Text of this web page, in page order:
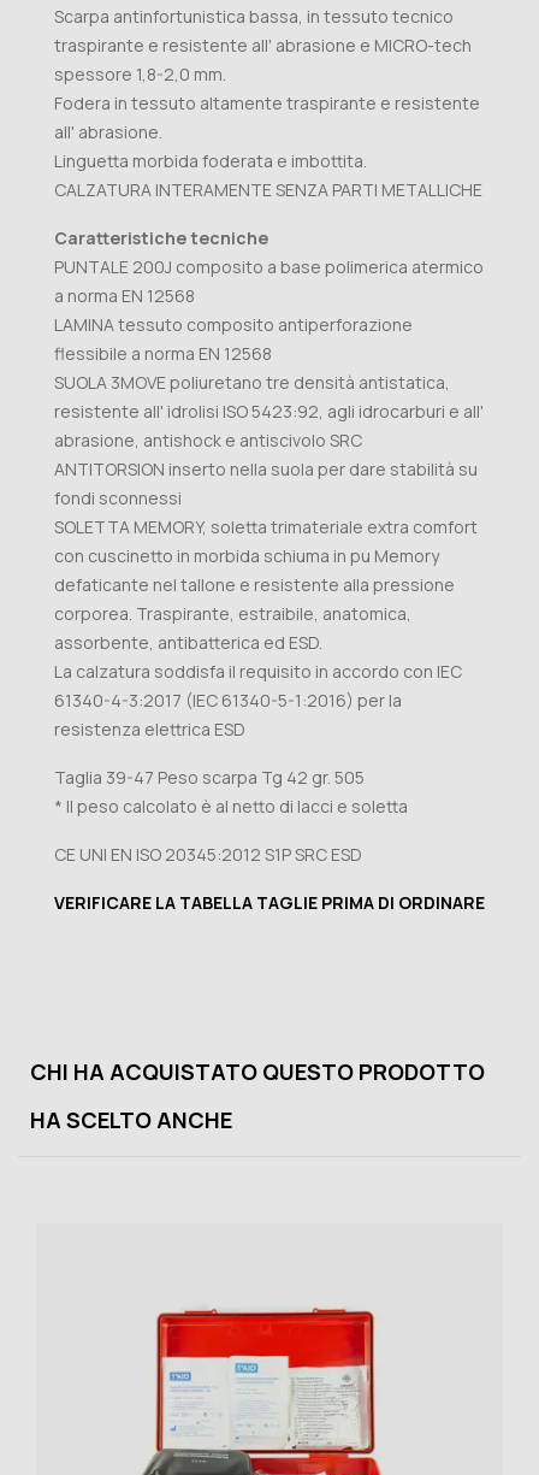
Scarpa antinfortunistica bassa, in tessuto tecnico
traspirante e resistente all' abrasione e MICRO-tech
spessore 1,8-2,0 mm.
Fodera in tessuto altamente traspirante e resistente
all' abrasione.
Linguetta morbida foderata e imbottita.
CALZATURA INTERAMENTE SENZA PARTI METALLICHE
Caratteristiche tecniche
PUNTALE 200J composito a base polimerica atermico
a norma EN 12568
LAMINA tessuto composito antiperforazione
flessibile a norma EN 12568
SUOLA 3MOVE poliuretano tre densità antistatica,
resistente all' idrolisi ISO 5423:92, agli idrocarburi e all'
abrasione, antishock e antiscivolo SRC
ANTITORSION inserto nella suola per dare stabilità su
fondi sconnessi
SOLETTA MEMORY, soletta trimateriale extra comfort
con cuscinetto in morbida schiuma in pu Memory
defaticante nel tallone e resistente alla pressione
corporea. Traspirante, estraibile, anatomica,
assorbente, antibatterica ed ESD.
La calzatura soddisfa il requisito in accordo con IEC
61340-4-3:2017 (IEC 61340-5-1:2016) per la
resistenza elettrica ESD
Taglia 39-47 Peso scarpa Tg 42 gr. 505
* Il peso calcolato è al netto di lacci e soletta
CE UNI EN ISO 20345:2012 S1P SRC ESD
VERIFICARE LA TABELLA TAGLIE PRIMA DI ORDINARE
CHI HA ACQUISTATO QUESTO PRODOTTO
HA SCELTO ANCHE